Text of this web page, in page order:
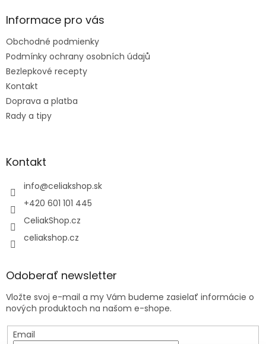
ä
e
Informace pro vás
Obchodné podmienky
Podmínky ochrany osobních údajů
Bezlepkové recepty
Kontakt
Doprava a platba
Rady a tipy
Kontakt
info@celiakshop.sk
+420 601 101 445
CeliakShop.cz
celiakshop.cz
Odoberať newsletter
Vložte svoj e-mail a my Vám budeme zasielať informácie o
nových produktoch na našom e-shope.
Email